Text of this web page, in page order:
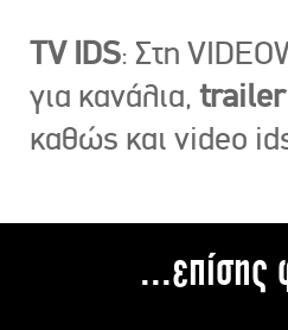
TV IDS: Στη
για κανάλια, trailer
καθώς και video
...επίσης